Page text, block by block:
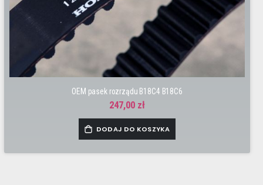
OEM pasek rozrządu B18C4 B18C6
247,00 zł
DODAJ DO KOSZYKA